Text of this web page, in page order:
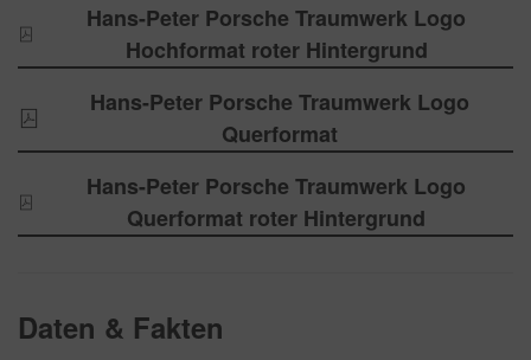
Hans-Peter Porsche Traumwerk Logo
Hochformat roter Hintergrund
Hans-Peter Porsche Traumwerk Logo
Querformat
Hans-Peter Porsche Traumwerk Logo
Querformat roter Hintergrund
Daten & Fakten